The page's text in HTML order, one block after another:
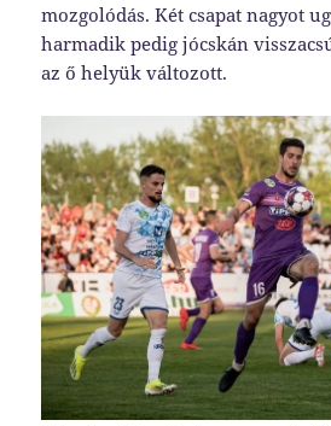
mozgolódás. Két csapat nagyot
harmadik pedig jócskán
az ő helyük változott.